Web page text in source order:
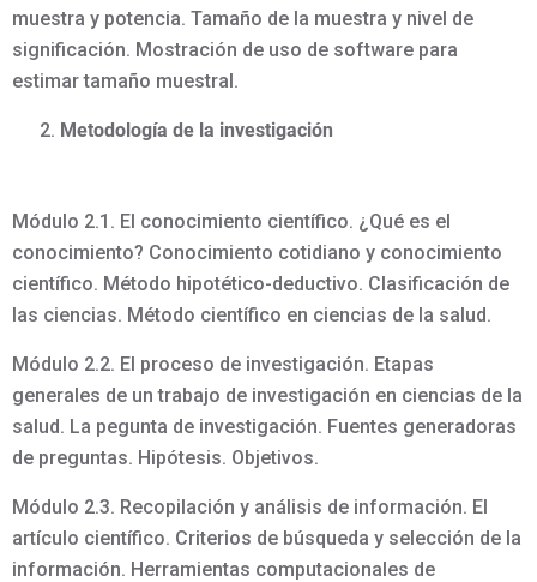
muestra y potencia. Tamaño de la muestra y nivel de
significación. Mostración de uso de software para
estimar tamaño muestral.
Metodología de la investigación
Módulo 2.1. El conocimiento científico. ¿Qué es el
conocimiento? Conocimiento cotidiano y conocimiento
científico. Método hipotético-deductivo. Clasificación de
las ciencias. Método científico en ciencias de la salud.
Módulo 2.2. El proceso de investigación. Etapas
generales de un trabajo de investigación en ciencias de la
salud. La pegunta de investigación. Fuentes generadoras
de preguntas. Hipótesis. Objetivos.
Módulo 2.3. Recopilación y análisis de información. El
artículo científico. Criterios de búsqueda y selección de la
información. Herramientas computacionales de